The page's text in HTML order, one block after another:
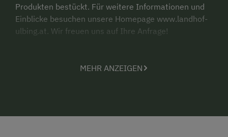
Produkten bestückt. Für weitere Informationen und
Einblicke besuchen unsere Homepage www.landhof-
ulbing.at. Wir freuen uns auf Ihre Anfrage!
MEHR ANZEIGEN